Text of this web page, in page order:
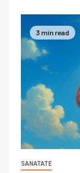
3 min read
SANATATE